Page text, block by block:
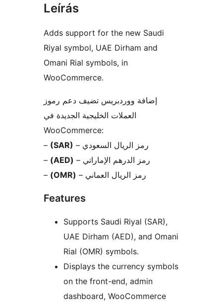
Leírás
Adds support for the new Saudi
Riyal symbol, UAE Dirham and
Omani Rial symbols, in
WooCommerce.
إضافة ووردبريس تضيف دعم رموز
العملات الخليجية الجديدة في
WooCommerce:
– (SAR)
– رمز الريال السعودي
– (AED)
– رمز الدرهم الإماراتي
– (OMR) – رمز الريال العماني
Features
Supports Saudi Riyal (SAR),
UAE Dirham (AED), and Omani
Rial (OMR) symbols.
Displays the currency symbols
on the front-end, admin
dashboard, WooCommerce